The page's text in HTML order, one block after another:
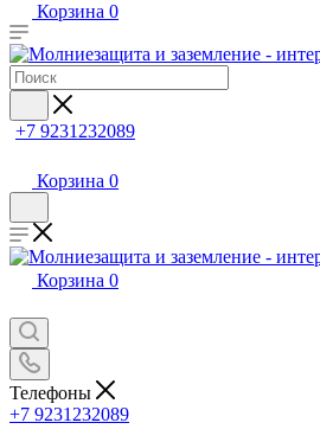
Корзина 0
+7 9231232089
Корзина 0
Корзина 0
Телефоны
+7 9231232089